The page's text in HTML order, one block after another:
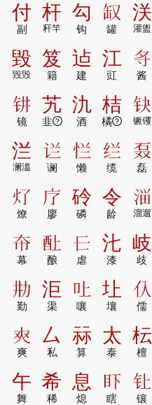
付
副
杆
秆竿
勾
钩
𰭃
罐
浂
灌盥
毀
毀毁
笈
籍
迠
建
江
豇
𪧷
酱
𰽟
镜
艽
韭
氿
酒
桔
橘
𰽤
镢䦆
㳕
澜滥
𰵟
谰
𰑐
懒
𰬊
缆
𰦫
磊
𰝶
燎
𭙏
廖
砱
磷
令
龄
𰜈
溜遛
𫯜
幕
𰼃
酿
𰀂
虐
㲺
漆
岐
歧
𰅉
勤
洰
渠
𠮵
嚷
圵
壤
𰁡
儒
𰋜
爽
厶
私
祘
算
太
泰
枟
檀
午
舞
希
稀
息
熄
𰥌
瞎
𰽙
镶